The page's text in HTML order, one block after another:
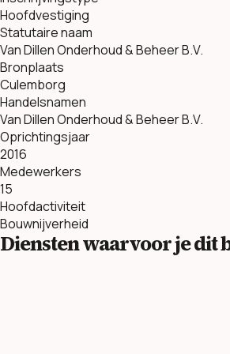
Hoofdvestiging
Statutaire naam
Van Dillen Onderhoud & Beheer B.V.
Bronplaats
Culemborg
Handelsnamen
Van Dillen Onderhoud & Beheer B.V.
Oprichtingsjaar
2016
Medewerkers
15
Hoofdactiviteit
Bouwnijverheid
Diensten waarvoor je dit